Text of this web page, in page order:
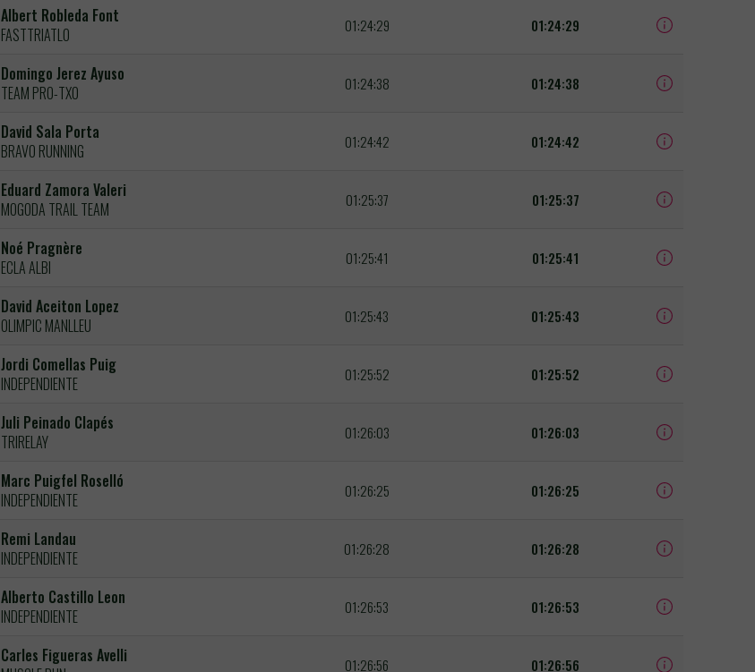
Albert Robleda Font
FASTTRIATLO
01:24:29 01:24:29
Domingo Jerez Ayuso
TEAM PRO-TXO
01:24:38 01:24:38
David Sala Porta
BRAVO RUNNING
01:24:42 01:24:42
Eduard Zamora Valeri
MOGODA TRAIL TEAM
01:25:37 01:25:37
Noé Pragnère
ECLA ALBI
01:25:41 01:25:41
David Aceiton Lopez
OLIMPIC MANLLEU
01:25:43 01:25:43
Jordi Comellas Puig
INDEPENDIENTE
01:25:52 01:25:52
Juli Peinado Clapés
TRIRELAY
01:26:03 01:26:03
Marc Puigfel Roselló
INDEPENDIENTE
01:26:25 01:26:25
Remi Landau
INDEPENDIENTE
01:26:28 01:26:28
Alberto Castillo Leon
INDEPENDIENTE
01:26:53 01:26:53
Carles Figueras Avelli
01:26:56 01:26:56